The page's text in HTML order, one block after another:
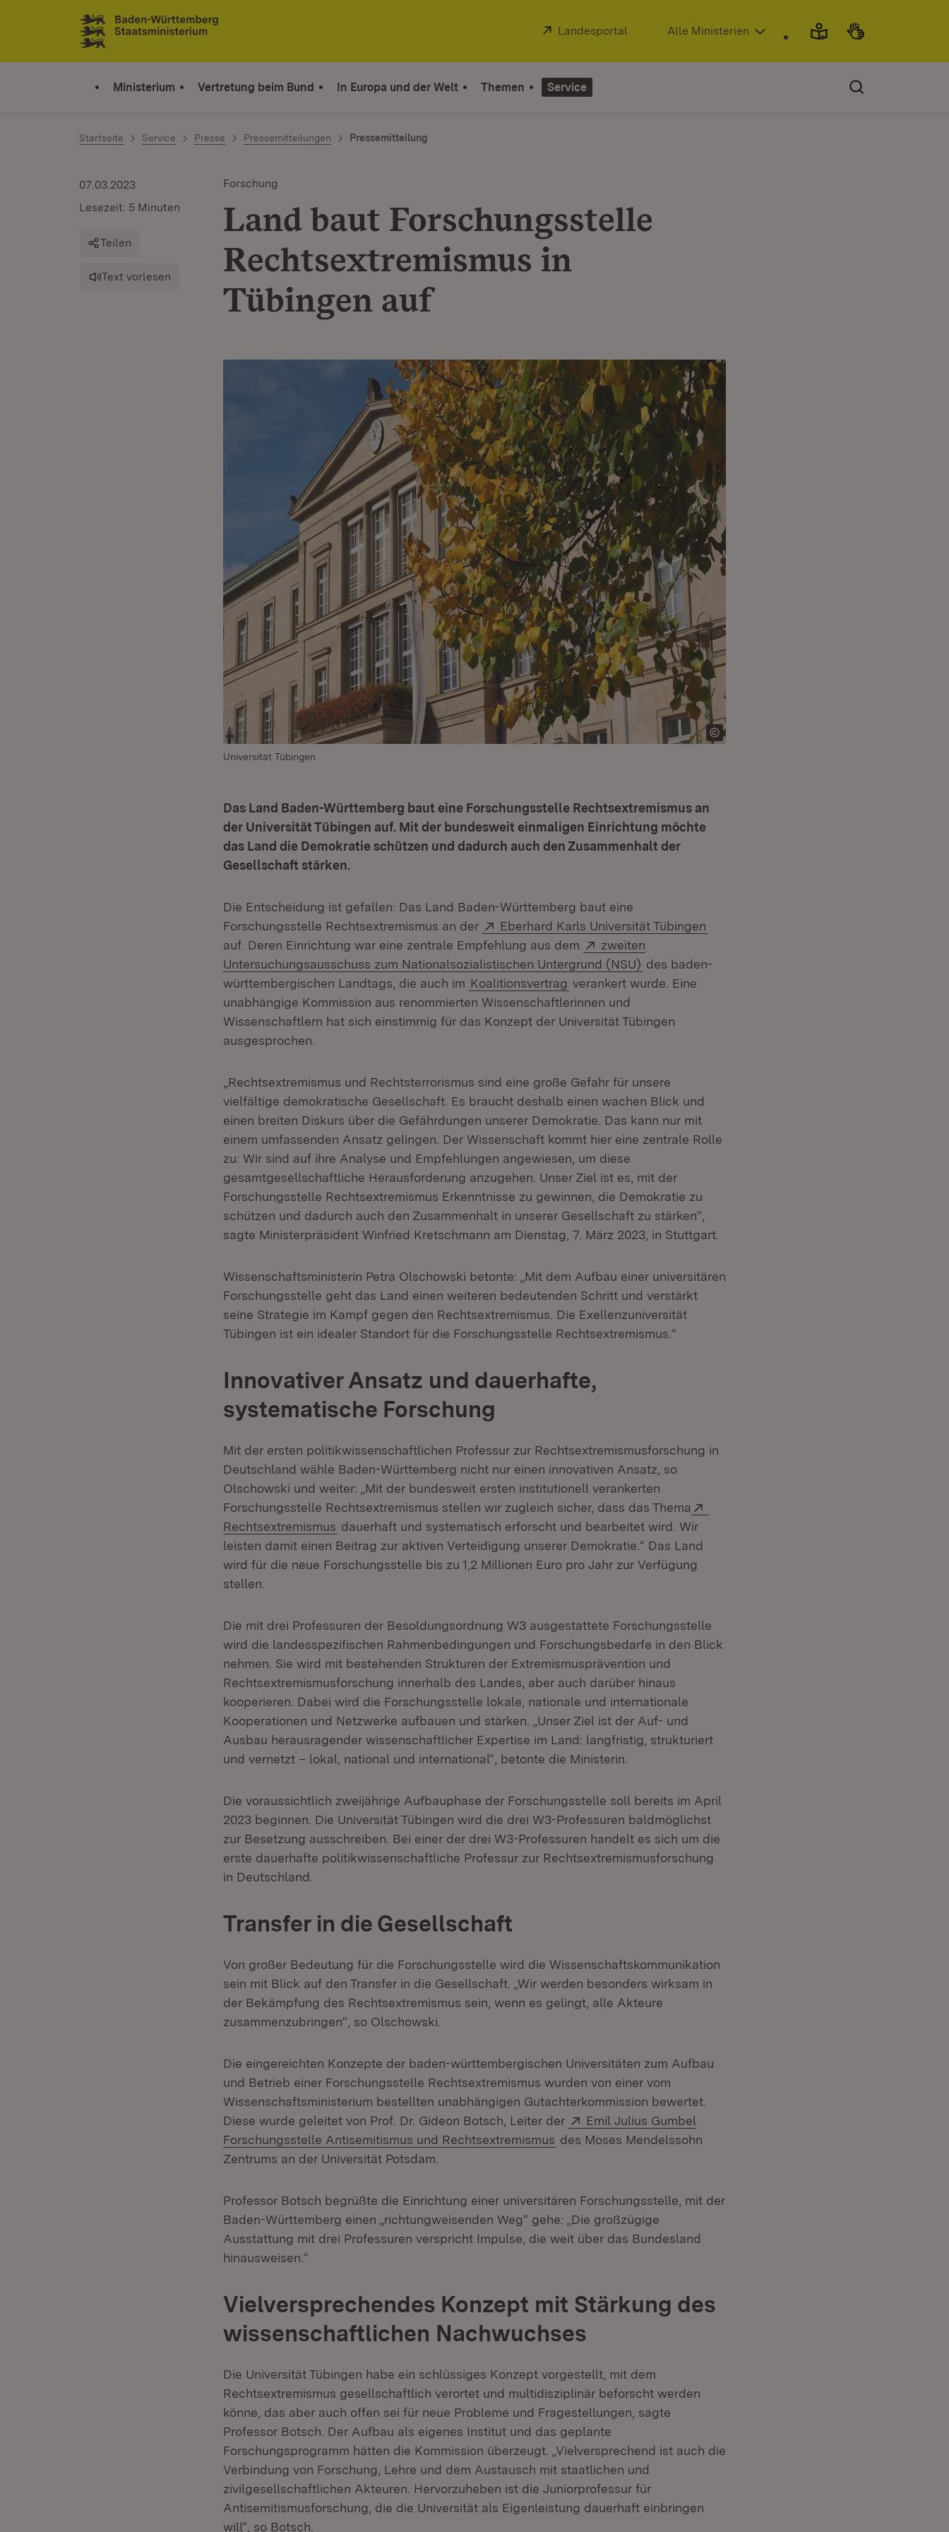
Zum Inhalt springen
Link zur Startseite
Extern:
Landesportal (Öffnet in neuem Fenster)
Alle Ministerien
Ministerium Vertretung beim Bund In Europa und der Welt Themen Service
Startseite Service Presse Pressemitteilungen Pressemitteilung
Forschung
Land baut Forschungsstelle
Rechtsextremismus in
Tübingen auf
07.03.2023
Lesezeit: 5 Minuten
Teilen
Text vorlesen
Universität Tübingen
Das Land Baden-Württemberg baut eine Forschungsstelle Rechtsextremismus an
der Universität Tübingen auf. Mit der bundesweit einmaligen Einrichtung möchte
das Land die Demokratie schützen und dadurch auch den Zusammenhalt der
Gesellschaft stärken.
Die Entscheidung ist gefallen: Das Land Baden-Württemberg baut eine
Forschungsstelle Rechtsextremismus an der
Extern:
Eberhard Karls Universität Tübingen
auf. Deren Einrichtung war eine zentrale Empfehlung aus dem
Extern:
zweiten
Untersuchungsausschuss zum Nationalsozialistischen Untergrund (NSU) (Öffnet in neuem Fenster)
des baden-
württembergischen Landtags, die auch im Koalitionsvertrag verankert wurde. Eine
unabhängige Kommission aus renommierten Wissenschaftlerinnen und
Wissenschaftlern hat sich einstimmig für das Konzept der Universität Tübingen
ausgesprochen.
„Rechtsextremismus und Rechtsterrorismus sind eine große Gefahr für unsere
vielfältige demokratische Gesellschaft. Es braucht deshalb einen wachen Blick und
einen breiten Diskurs über die Gefährdungen unserer Demokratie. Das kann nur mit
einem umfassenden Ansatz gelingen. Der Wissenschaft kommt hier eine zentrale Rolle
zu: Wir sind auf ihre Analyse und Empfehlungen angewiesen, um diese
gesamtgesellschaftliche Herausforderung anzugehen. Unser Ziel ist es, mit der
Forschungsstelle Rechtsextremismus Erkenntnisse zu gewinnen, die Demokratie zu
schützen und dadurch auch den Zusammenhalt in unserer Gesellschaft zu stärken“,
sagte Ministerpräsident Winfried Kretschmann am Dienstag, 7. März 2023, in Stuttgart.
Wissenschaftsministerin Petra Olschowski betonte: „Mit dem Aufbau einer universitären
Forschungsstelle geht das Land einen weiteren bedeutenden Schritt und verstärkt
seine Strategie im Kampf gegen den Rechtsextremismus. Die Exellenzuniversität
Tübingen ist ein idealer Standort für die Forschungsstelle Rechtsextremismus.“
Innovativer Ansatz und dauerhafte,
systematische Forschung
Mit der ersten politikwissenschaftlichen Professur zur Rechtsextremismusforschung in
Deutschland wähle Baden-Württemberg nicht nur einen innovativen Ansatz, so
Olschowski und weiter: „Mit der bundesweit ersten institutionell verankerten
Forschungsstelle Rechtsextremismus stellen wir zugleich sicher, dass das Thema
Rechtsextremismus (Öffnet in neuem Fenster)
dauerhaft und systematisch erforscht und bearbeitet wird. Wir
leisten damit einen Beitrag zur aktiven Verteidigung unserer Demokratie.“ Das Land
wird für die neue Forschungsstelle bis zu 1,2 Millionen Euro pro Jahr zur Verfügung
stellen.
Die mit drei Professuren der Besoldungsordnung W3 ausgestattete Forschungsstelle
wird die landesspezifischen Rahmenbedingungen und Forschungsbedarfe in den Blick
nehmen. Sie wird mit bestehenden Strukturen der Extremismusprävention und
Rechtsextremismusforschung innerhalb des Landes, aber auch darüber hinaus
kooperieren. Dabei wird die Forschungsstelle lokale, nationale und internationale
Kooperationen und Netzwerke aufbauen und stärken. „Unser Ziel ist der Auf- und
Ausbau herausragender wissenschaftlicher Expertise im Land: langfristig, strukturiert
und vernetzt – lokal, national und international“, betonte die Ministerin.
Die voraussichtlich zweijährige Aufbauphase der Forschungsstelle soll bereits im April
2023 beginnen. Die Universität Tübingen wird die drei W3-Professuren baldmöglichst
zur Besetzung ausschreiben. Bei einer der drei W3-Professuren handelt es sich um die
erste dauerhafte politikwissenschaftliche Professur zur Rechtsextremismusforschung
in Deutschland.
Transfer in die Gesellschaft
Von großer Bedeutung für die Forschungsstelle wird die Wissenschaftskommunikation
sein mit Blick auf den Transfer in die Gesellschaft. „Wir werden besonders wirksam in
der Bekämpfung des Rechtsextremismus sein, wenn es gelingt, alle Akteure
zusammenzubringen“, so Olschowski.
Die eingereichten Konzepte der baden-württembergischen Universitäten zum Aufbau
und Betrieb einer Forschungsstelle Rechtsextremismus wurden von einer vom
Wissenschaftsministerium bestellten unabhängigen Gutachterkommission bewertet.
Diese wurde geleitet von Prof. Dr. Gideon Botsch, Leiter der
Extern:
Emil Julius Gumbel
Forschungsstelle Antisemitismus und Rechtsextremismus (Öffnet in neuem Fenster)
des Moses Mendelssohn
Zentrums an der Universität Potsdam.
Professor Botsch begrüßte die Einrichtung einer universitären Forschungsstelle, mit der
Baden-Württemberg einen „richtungweisenden Weg“ gehe: „Die großzügige
Ausstattung mit drei Professuren verspricht Impulse, die weit über das Bundesland
hinausweisen.“
Vielversprechendes Konzept mit Stärkung des
wissenschaftlichen Nachwuchses
Die Universität Tübingen habe ein schlüssiges Konzept vorgestellt, mit dem
Rechtsextremismus gesellschaftlich verortet und multidisziplinär beforscht werden
könne, das aber auch offen sei für neue Probleme und Fragestellungen, sagte
Professor Botsch. Der Aufbau als eigenes Institut und das geplante
Forschungsprogramm hätten die Kommission überzeugt. „Vielversprechend ist auch die
Verbindung von Forschung, Lehre und dem Austausch mit staatlichen und
zivilgesellschaftlichen Akteuren. Hervorzuheben ist die Juniorprofessur für
Antisemitismusforschung, die die Universität als Eigenleistung dauerhaft einbringen
will“, so Botsch.